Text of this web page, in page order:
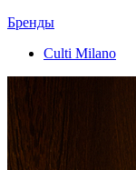
Бренды
Culti Milano